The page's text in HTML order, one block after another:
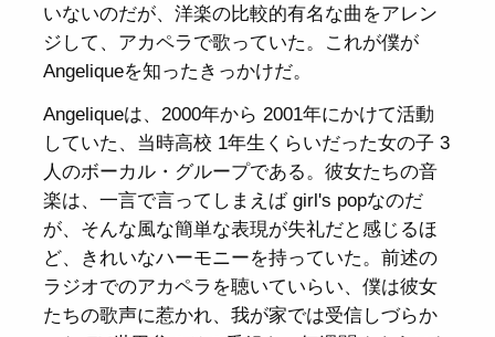
いないのだが、洋楽の比較的有名な曲をアレン
ジして、アカペラで歌っていた。これが僕が
Angeliqueを知ったきっかけだ。
Angeliqueは、2000年から 2001年にかけて活動
していた、当時高校 1年生くらいだった女の子 3
人のボーカル・グループである。彼女たちの音
楽は、一言で言ってしまえば girl's popなのだ
が、そんな風な簡単な表現が失礼だと感じるほ
ど、きれいなハーモニーを持っていた。前述の
ラジオでのアカペラを聴いていらい、僕は彼女
たちの歌声に惹かれ、我が家では受信しづらか